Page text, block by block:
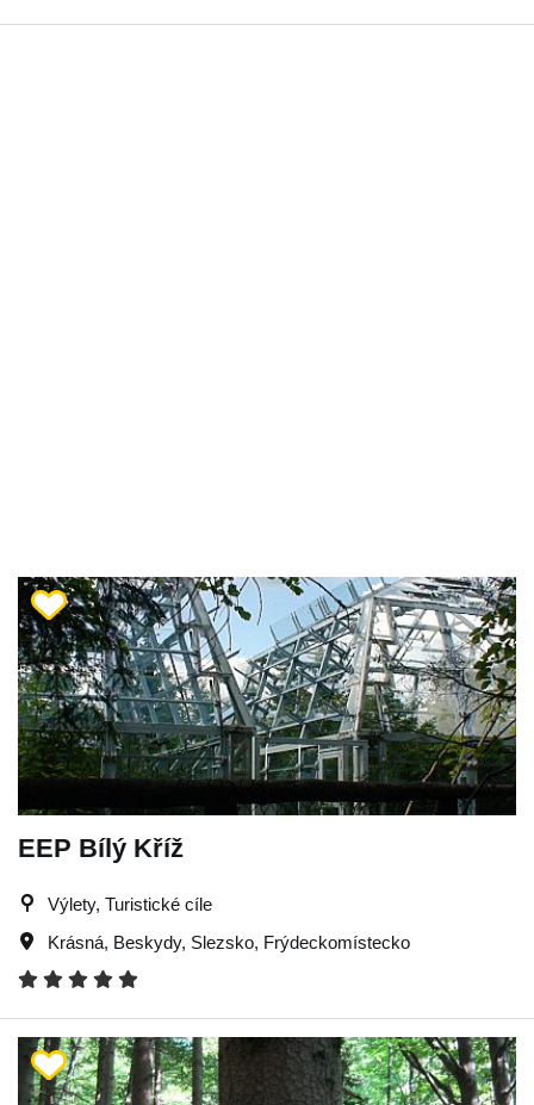
EEP Bílý Kříž
Výlety, Turistické cíle
Krásná, Beskydy, Slezsko, Frýdeckomístecko